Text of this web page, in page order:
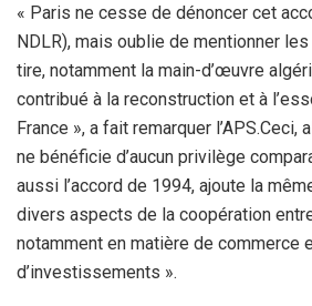
« Paris ne cesse de dénoncer cet
NDLR), mais oublie de mentionner
tire, notamment la main-d’œuvre
contribué à la reconstruction et à
France », a fait remarquer l’APS.Ceci,
ne bénéficie d’aucun privilège
aussi l’accord de 1994, ajoute la
divers aspects de la coopération
notamment en matière de commerce
d’investissements ».